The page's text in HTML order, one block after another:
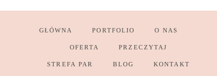
GŁÓWNA PORTFOLIO O NAS
OFERTA PRZECZYTAJ
STREFA PAR BLOG KONTAKT